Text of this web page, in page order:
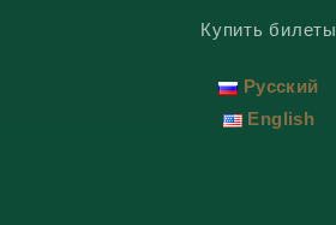
Купить билеты
Русский
English